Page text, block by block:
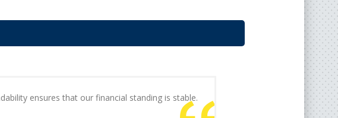
ensures that our financial standing is stable.